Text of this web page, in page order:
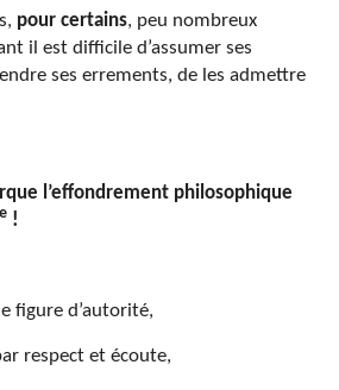
pour certains, peu nombreux
il est difficile d’assumer ses
ses errements, de les admettre
l’effondrement philosophique
!
figure d’autorité,
respect et écoute,